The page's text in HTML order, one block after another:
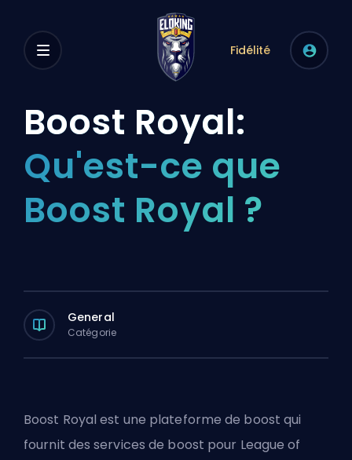
Fidélité
Boost Royal:
Qu'est-ce que
Boost Royal ?
General
Catégorie
Boost Royal est une plateforme de boost qui
fournit des services de boost pour League of